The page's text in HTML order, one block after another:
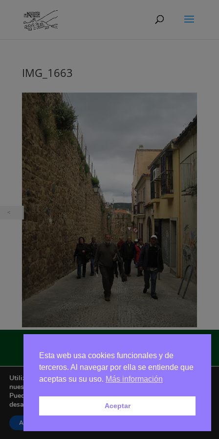
IMG_1663
Asociación Amigos de La Adrada © 2026 - Email:
amigoslaadrada@gmail.com
Utilizamos cookies para ofrecerte la mejor experiencia en
nuestra web.
Puedes aprender más sobre qué cookies utilizamos o
desactivarlas en los
Aceptar
Esta web usa cookies funcionales y de
terceros. Al navegar por ella se entiende que
aceptas su su uso. Más información
Aceptar